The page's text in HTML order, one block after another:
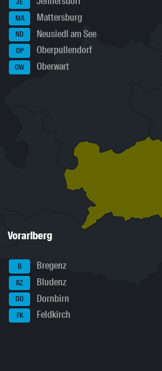
MA Mattersburg
ND Neusiedl am See
OP Oberpullendorf
OW Oberwart
Vorarlberg
B Bregenz
BZ Bludenz
DO Dornbirn
FK Feldkirch